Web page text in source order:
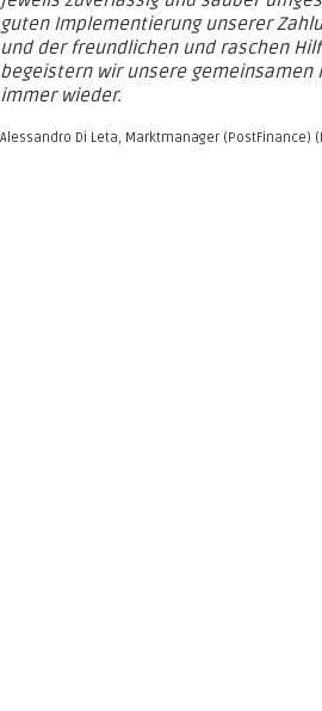
guten Implementierung unserer
und der freundlichen und raschen
begeistern wir unsere gemeinsamen
immer wieder.
Alessandro Di Leta, Marktmanager (PostFinance)